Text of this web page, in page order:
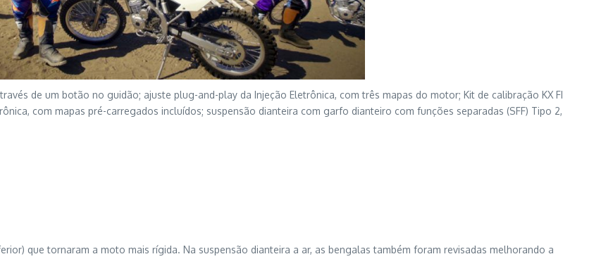
de um botão no guidão; ajuste plug-and-play da Injeção Eletrônica, com três mapas do motor; Kit de calibração KX FI
com mapas pré-carregados incluídos; suspensão dianteira com garfo dianteiro com funções separadas (SFF) Tipo 2,
que tornaram a moto mais rígida. Na suspensão dianteira a ar, as bengalas também foram revisadas melhorando a